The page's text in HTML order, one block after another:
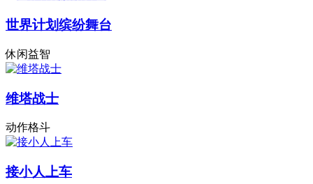
世界计划缤纷舞台
休闲益智
维塔战士
动作格斗
接小人上车